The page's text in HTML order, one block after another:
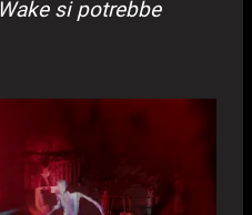
si potrebbe